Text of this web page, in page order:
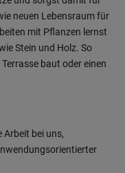
neuen Lebensraum für
mit Pflanzen lernst
Stein und Holz. So
baut oder einen
Arbeit bei uns,